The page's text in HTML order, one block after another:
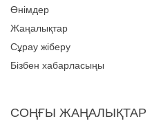
Өнімдер
Жаңалықтар
Сұрау жіберу
Бізбен хабарласыңы
СОҢҒЫ ЖАҢАЛЫҚТАР